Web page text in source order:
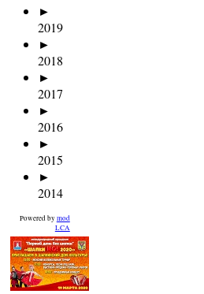
►
2019
►
2018
►
2017
►
2016
►
2015
►
2014
Powered by mod
LCA